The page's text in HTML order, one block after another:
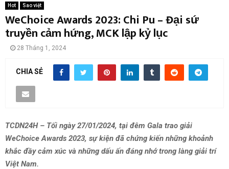
Hot Sao việt
WeChoice Awards 2023: Chi Pu – Đại sứ
truyền cảm hứng, MCK lập kỷ lục
28 Tháng 1, 2024
CHIA SẺ
TCDN24H – Tối ngày 27/01/2024, tại đêm Gala trao giải
WeChoice Awards 2023, sự kiện đã chứng kiến những khoảnh
khắc đầy cảm xúc và những dấu ấn đáng nhớ trong làng giải trí
Việt Nam.